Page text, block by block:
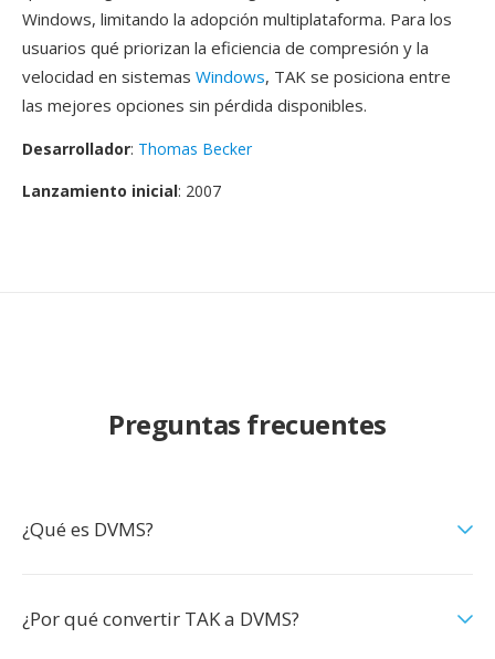
Windows, limitando la adopción multiplataforma. Para los
usuarios qué priorizan la eficiencia de compresión y la
velocidad en sistemas Windows, TAK se posiciona entre
las mejores opciones sin pérdida disponibles.
Desarrollador: Thomas Becker
Lanzamiento inicial: 2007
Preguntas frecuentes
¿Qué es DVMS?
¿Por qué convertir TAK a DVMS?